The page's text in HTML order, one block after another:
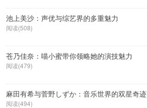
池上美沙：声优与综艺界的多重魅力
阅读(508)
苍乃佳奈：喵小蜜带你领略她的演技魅力
阅读(479)
麻田有希与菅野しずか：音乐世界的双星奇迹
阅读(494)